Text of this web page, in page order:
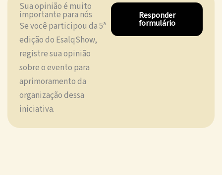
Sua opinião é muito
importante para nós
Se você participou da 5ª
edição do EsalqShow,
registre sua opinião
sobre o evento para
aprimoramento da
organização dessa
iniciativa.
Responder
formulário